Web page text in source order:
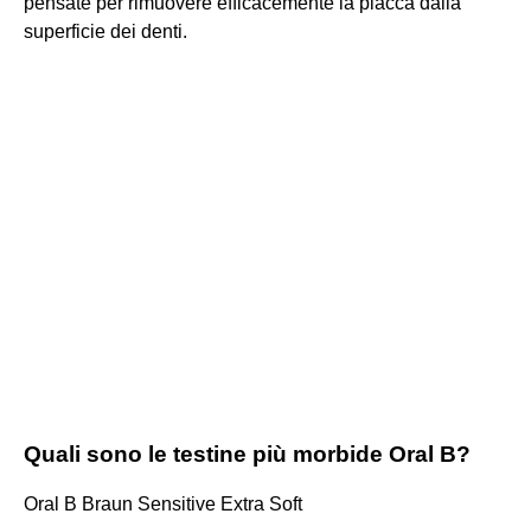
superficie dei denti.
Quali sono le testine più morbide Oral B?
Oral B Braun Sensitive Extra Soft